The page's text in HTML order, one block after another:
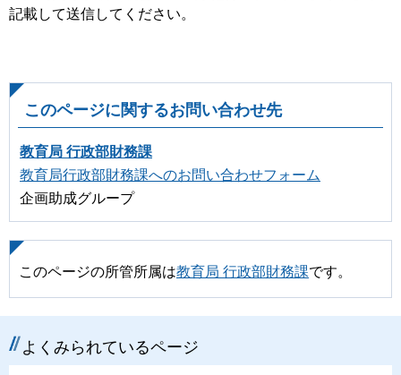
記載して送信してください。
このページに関するお問い合わせ先
教育局 行政部財務課
教育局行政部財務課へのお問い合わせフォーム
企画助成グループ
このページの所管所属は教育局 行政部財務課です。
よくみられているページ